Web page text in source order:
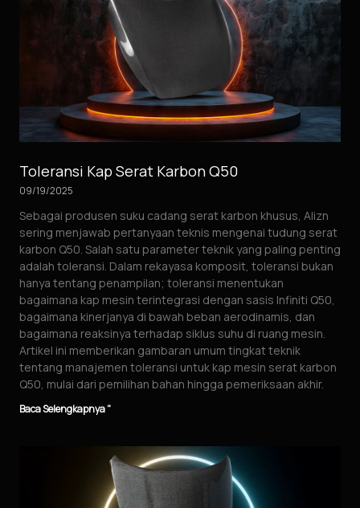
Toleransi Kap Serat Karbon Q50
09/19/2025
Sebagai produsen suku cadang serat karbon khusus, Alizn
sering menjawab pertanyaan teknis mengenai tudung serat
karbon Q50. Salah satu parameter teknik yang paling penting
adalah toleransi. Dalam rekayasa komposit, toleransi bukan
hanya tentang penampilan; toleransi menentukan
bagaimana kap mesin terintegrasi dengan sasis Infiniti Q50,
bagaimana kinerjanya di bawah beban aerodinamis, dan
bagaimana reaksinya terhadap siklus suhu di ruang mesin.
Artikel ini memberikan gambaran umum tingkat teknik
tentang manajemen toleransi untuk kap mesin serat karbon
Q50, mulai dari pemilihan bahan hingga pemeriksaan akhir.
Baca Selengkapnya "